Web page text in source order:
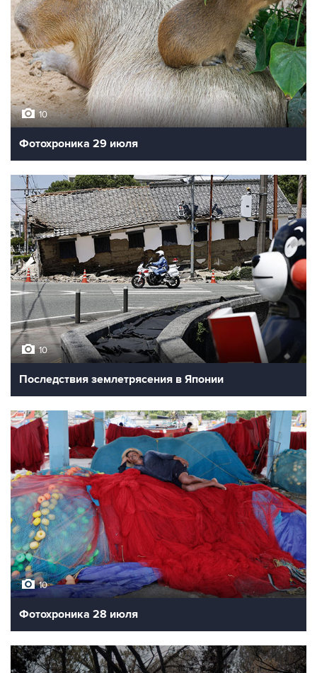
10
Фотохроника 29 июля
10
Последствия землетрясения в Японии
10
Фотохроника 28 июля